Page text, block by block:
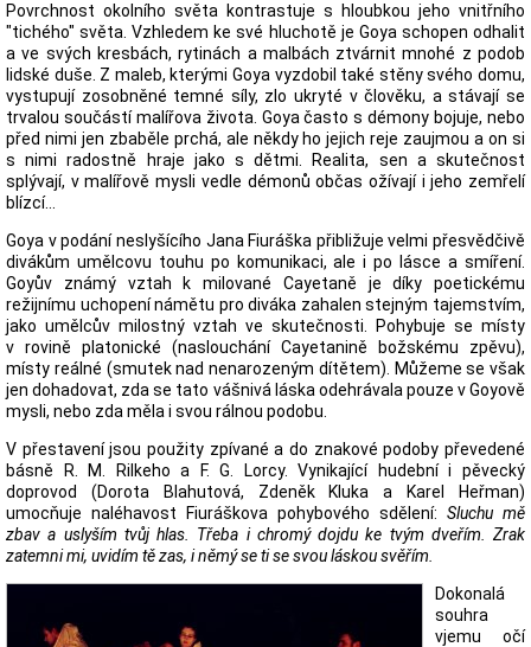
Povrchnost okolního světa kontrastuje s hloubkou jeho vnitřního
"tichého" světa. Vzhledem ke své hluchotě je Goya schopen odhalit
a ve svých kresbách, rytinách a malbách ztvárnit mnohé z podob
lidské duše. Z maleb, kterými Goya vyzdobil také stěny svého domu,
vystupují zosobněné temné síly, zlo ukryté v člověku, a stávají se
trvalou součástí malířova života. Goya často s démony bojuje, nebo
před nimi jen zbaběle prchá, ale někdy ho jejich reje zaujmou a on si
s nimi radostně hraje jako s dětmi. Realita, sen a skutečnost
splývají, v malířově mysli vedle démonů občas ožívají i jeho zemřelí
blízcí...
Goya v podání neslyšícího Jana Fiuráška přibližuje velmi přesvědčivě
divákům umělcovu touhu po komunikaci, ale i po lásce a smíření.
Goyův známý vztah k milované Cayetaně je díky poetickému
režijnímu uchopení námětu pro diváka zahalen stejným tajemstvím,
jako umělcův milostný vztah ve skutečnosti. Pohybuje se místy
v rovině platonické (naslouchání Cayetanině božskému zpěvu),
místy reálné (smutek nad nenarozeným dítětem). Můžeme se však
jen dohadovat, zda se tato vášnivá láska odehrávala pouze v Goyově
mysli, nebo zda měla i svou rálnou podobu.
V přestavení jsou použity zpívané a do znakové podoby převedené
básně R. M. Rilkeho a F. G. Lorcy. Vynikající hudební i pěvecký
doprovod (Dorota Blahutová, Zdeněk Kluka a Karel Heřman)
umocňuje naléhavost Fiuráškova pohybového sdělení: Sluchu mě
zbav a uslyším tvůj hlas. Třeba i chromý dojdu ke tvým dveřím. Zrak
zatemni mi, uvidím tě zas, i němý se ti se svou láskou svěřím.
Dokonalá
souhra
vjemu očí